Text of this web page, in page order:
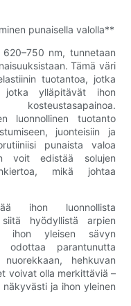
punaisella valolla**
nm, tunnetaan
Tämä väri
tuotantoa, jotka
jotka ylläpitävät ihon
luonnollinen tuotanto
juonteisiin ja
punaista valoa
voit edistää solujen
mikä johtaa
ihon luonnollista
hyödyllistä arpien
ihon yleisen sävyn
odottaa parantunutta
hehkuvan
voivat olla merkittäviä –
ja ihon yleinen